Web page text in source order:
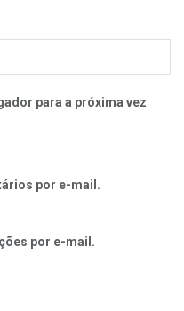
para a próxima vez
por e-mail.
por e-mail.